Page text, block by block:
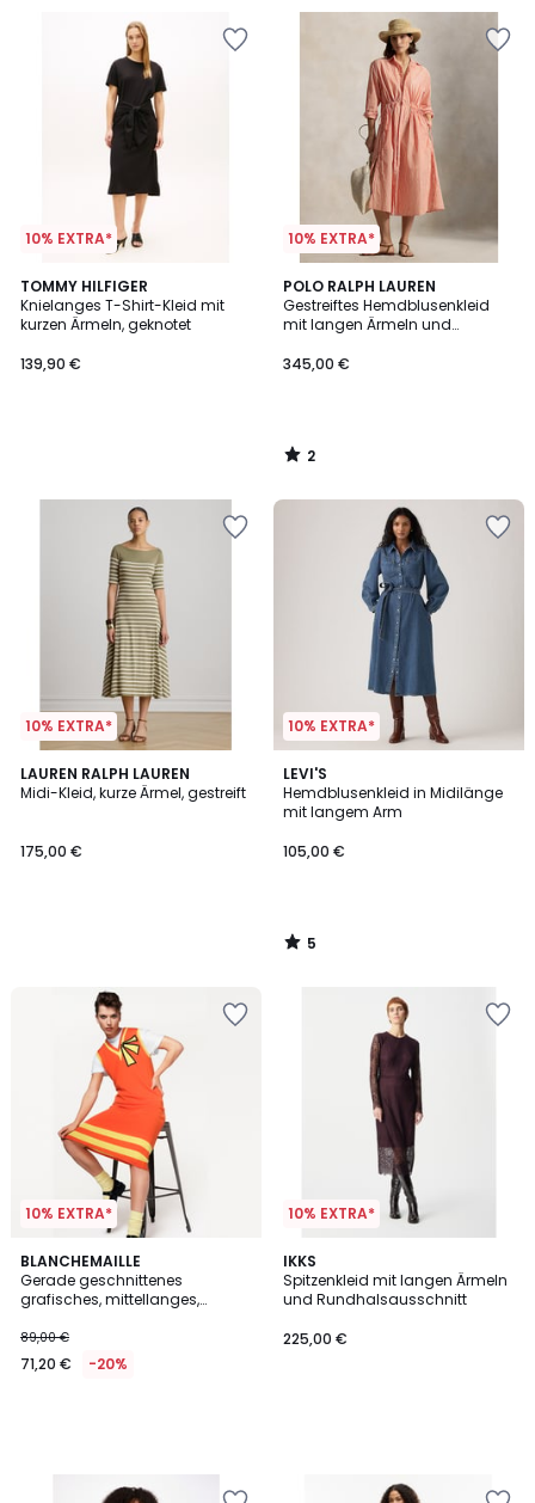
10% EXTRA*
TOMMY HILFIGER
Knielanges T-Shirt-Kleid mit
kurzen Ärmeln, geknotet
139,90 €
10% EXTRA*
POLO RALPH LAUREN
Gestreiftes Hemdblusenkleid
mit langen Ärmeln und
345,00 €
2
/
5
2
/
10% EXTRA*
LAUREN RALPH LAUREN
Midi-Kleid, kurze Ärmel, gestreift
175,00 €
10% EXTRA*
LEVI'S
Hemdblusenkleid in Midilänge
mit langem Arm
105,00 €
5
/
5
5
/
10% EXTRA*
BLANCHEMAILLE
Gerade geschnittenes
grafisches, mittellanges,
Merinowolle mit V-Ausschnitt
89,00 €
71,20 € -20%
10% EXTRA*
IKKS
Spitzenkleid mit langen Ärmeln
und Rundhalsausschnitt
225,00 €